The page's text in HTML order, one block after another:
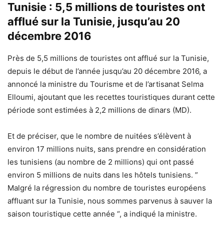
Tunisie : 5,5 millions de touristes ont
afflué sur la Tunisie, jusqu’au 20
décembre 2016
Près de 5,5 millions de touristes ont afflué sur la Tunisie,
depuis le début de l’année jusqu’au 20 décembre 2016, a
annoncé la ministre du Tourisme et de l’artisanat Selma
Elloumi, ajoutant que les recettes touristiques durant cette
période sont estimées à 2,2 millions de dinars (MD).
Et de préciser, que le nombre de nuitées s’élèvent à
environ 17 millions nuits, sans prendre en considération
les tunisiens (au nombre de 2 millions) qui ont passé
environ 5 millions de nuits dans les hôtels tunisiens. ”
Malgré la régression du nombre de touristes européens
affluant sur la Tunisie, nous sommes parvenus à sauver la
saison touristique cette année “, a indiqué la ministre.